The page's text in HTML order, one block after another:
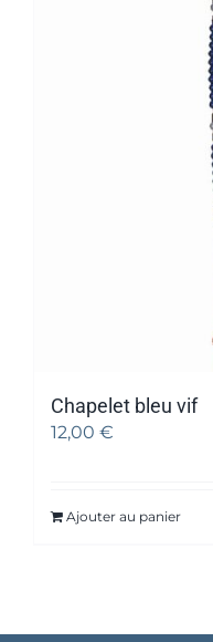
Chapelet bleu vif
12,00 €
Ajouter au panier